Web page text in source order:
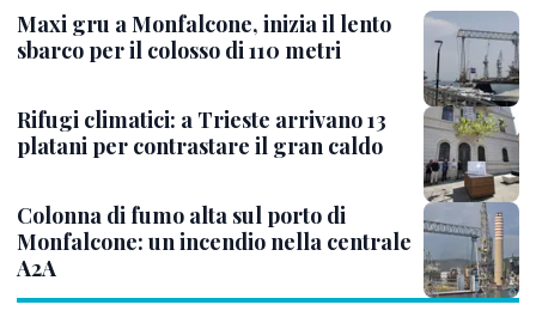
Maxi gru a Monfalcone, inizia il lento
sbarco per il colosso di 110 metri
Rifugi climatici: a Trieste arrivano 13
platani per contrastare il gran caldo
Colonna di fumo alta sul porto di
Monfalcone: un incendio nella centrale
A2A